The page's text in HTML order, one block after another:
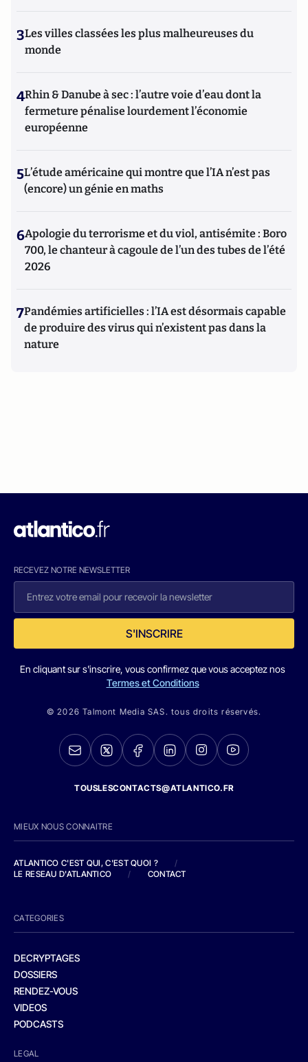
3Les villes classées les plus malheureuses du
monde
4Rhin & Danube à sec : l’autre voie d’eau dont la
fermeture pénalise lourdement l’économie
européenne
5L’étude américaine qui montre que l’IA n’est pas
(encore) un génie en maths
6Apologie du terrorisme et du viol, antisémite : Boro
700, le chanteur à cagoule de l’un des tubes de l’été
2026
7Pandémies artificielles : l’IA est désormais capable
de produire des virus qui n’existent pas dans la
nature
RECEVEZ NOTRE NEWSLETTER
S'INSCRIRE
En cliquant sur s'inscrire, vous confirmez que vous acceptez nos
Termes et Conditions
© 2026 Talmont Media SAS. tous droits réservés.
TOUSLESCONTACTS@ATLANTICO.FR
MIEUX NOUS CONNAITRE
ATLANTICO C'EST QUI, C'EST QUOI ?
/
LE RESEAU D'ATLANTICO
/ CONTACT
CATEGORIES
DECRYPTAGES
DOSSIERS
RENDEZ-VOUS
VIDEOS
PODCASTS
LEGAL